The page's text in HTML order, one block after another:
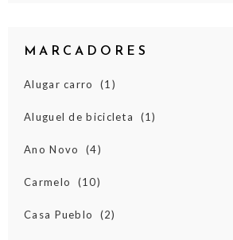
MARCADORES
Alugar carro (1)
Aluguel de bicicleta (1)
Ano Novo (4)
Carmelo (10)
Casa Pueblo (2)